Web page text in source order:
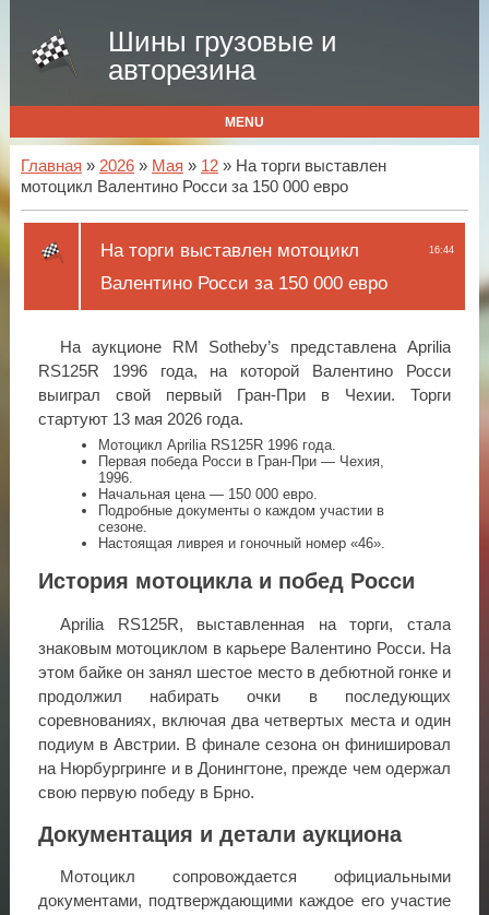
Шины грузовые и
авторезина
MENU
Главная » 2026 » Мая » 12» На торги выставлен
мотоцикл Валентино Росси за 150 000 евро
16:44
На торги выставлен мотоцикл
Валентино Росси за 150 000 евро
На аукционе RM Sotheby’s представлена Aprilia
RS125R 1996 года, на которой Валентино Росси
выиграл свой первый Гран-При в Чехии. Торги
стартуют 13 мая 2026 года.
Мотоцикл Aprilia RS125R 1996 года.
Первая победа Росси в Гран-При — Чехия,
1996.
Начальная цена — 150 000 евро.
Подробные документы о каждом участии в
сезоне.
Настоящая ливрея и гоночный номер «46».
История мотоцикла и побед Росси
Aprilia RS125R, выставленная на торги, стала
знаковым мотоциклом в карьере Валентино Росси. На
этом байке он занял шестое место в дебютной гонке и
продолжил набирать очки в последующих
соревнованиях, включая два четвертых места и один
подиум в Австрии. В финале сезона он финишировал
на Нюрбургринге и в Донингтоне, прежде чем одержал
свою первую победу в Брно.
Документация и детали аукциона
Мотоцикл сопровождается официальными
документами, подтверждающими каждое его участие